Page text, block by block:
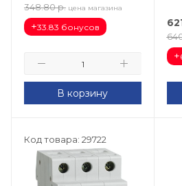
348.80 р. цена магазина
+33.83 бонусов
В корзину
+
Код товара: 29722